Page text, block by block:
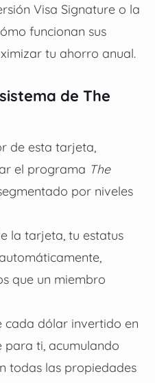
Visa Signature o la
funcionan sus
tu ahorro anual.
de The
de esta tarjeta,
el programa The
por niveles
la tarjeta, tu estatus
que un miembro
cada dólar invertido en
ti, acumulando
todas las propiedades